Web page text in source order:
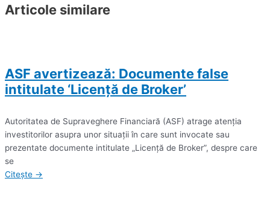
Articole similare
ASF avertizează: Documente false
intitulate ‘Licenţă de Broker’
Autoritatea de Supraveghere Financiară (ASF) atrage atenţia
investitorilor asupra unor situaţii în care sunt invocate sau
prezentate documente intitulate „Licenţă de Broker”, despre care
se
Citește →